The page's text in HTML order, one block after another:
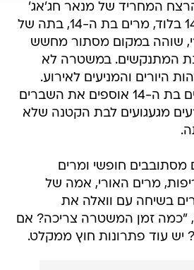
המחריד של מנאר חג'אג'
ובתה חדרה בת ה-14 בלוד, מרים בת ה-14, בתה של
שוהה במקום מסתור מחשש
המתנקשים. במשטרה לא
היורים והמניעים לאירוע.
ובמשפחתה של מרים בת ה-14 אוספים את השברים
מגעגועים לבת הקטנה שלא
מסתובבים חופשי ומרים
מרים האורי, אמה של
בשיחה עם וואלה את
זמן המשטרה צריכה? אם
יש עוד פתרונות חוץ ממקלט.